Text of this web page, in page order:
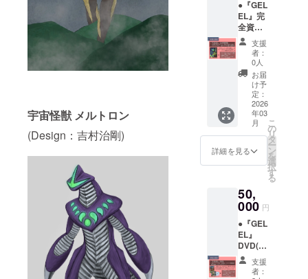
宇宙怪獣 メルトロン
(Design：吉村治剛)
必ず備
考欄に
掲載希
望名を
ご記入
くださ
い
ルにお
名前掲
載 ・掲
載期
間
『GELE
L』本編
公開
時〜動
画の公
開が続
く限り
・掲載
方法
み(目安:
文字程
度)
10,000
円以上
のご支
援は3列
組み、
それ以
URLを
送付)
●『GEL
EL』メ
イキン
グ映像
(約15
分・
メール
にて視
聴用
URLを
送付)
●『GEL
分・
メール
にて視
聴用
URLを
送付)
● お礼
メール
●『GEL
EL』完
全資料
集(メー
ルにて
閲覧用
URLを
送付)
●『GEL
EL』オ
リジナ
ルサウ
ンドト
ラック
(メール
にて視
URLを
送付)
● スピ
ンオフ
作品
『F(仮
称)』(約
6分・
支援
者：
0人
お届
け予
定：
2026
年03
月
詳細を見る
こ
の
リ
タ
ー
ン
を
選
択
す
る
50,
000 円
●『GEL
EL』
DVD(本
編、ス
ピンオ
支援
者：